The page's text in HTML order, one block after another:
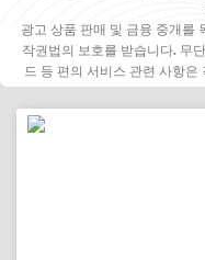
광고 상품 판매 및 금융 중개를
작권법의 보호를 받습니다. 무
드 등 편의 서비스 관련 사항은